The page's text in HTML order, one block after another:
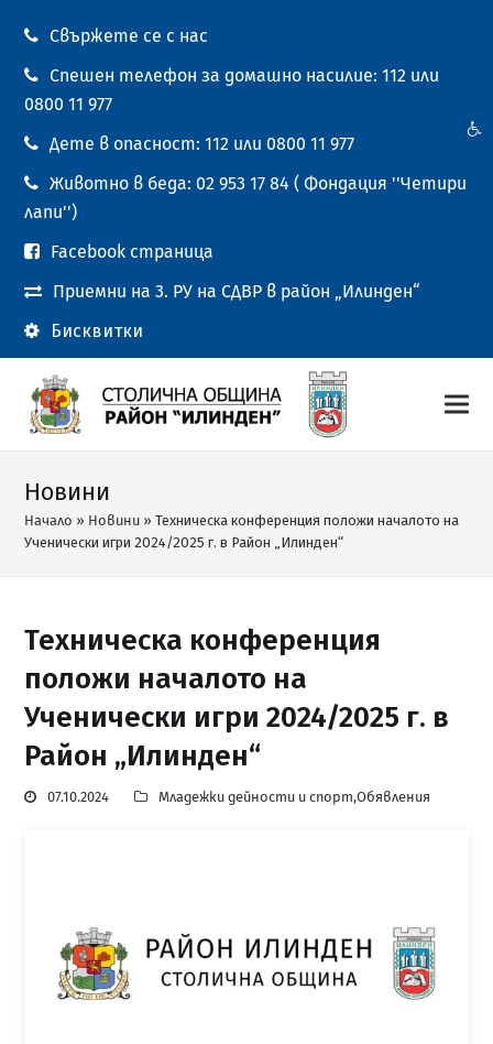
Свържете се с нас
Спешен телефон за домашно насилие: 112 или
0800 11 977
Дете в опасност: 112 или 0800 11 977
Животно в беда: 02 953 17 84 ( Фондация ''Четири
лапи'')
Facebook страница
Приемни на 3. РУ на СДВР в район „Илинден“
Бисквитки
Новини
Начало » Новини »Техническа конференция положи началото на
Ученически игри 2024/2025 г. в Район „Илинден“
Техническа конференция
положи началото на
Ученически игри 2024/2025 г. в
Район „Илинден“
07.10.2024 Младежки дейности и спорт,Обявления